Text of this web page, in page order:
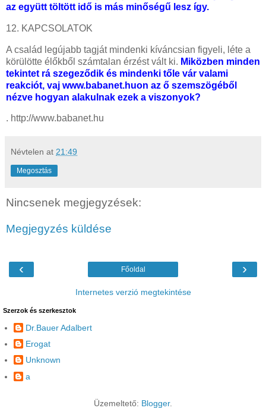
az együtt töltött idő is más minőségű lesz így.
12. KAPCSOLATOK
A család legújabb tagját mindenki kíváncsian figyeli, léte a
körülötte élőkből számtalan érzést vált ki. Miközben minden
tekintet rá szegeződik és mindenki tőle vár valami
reakciót, vaj www.babanet.huon az ő szemszögéből
nézve hogyan alakulnak ezek a viszonyok?
. http://www.babanet.hu
Névtelen at 21:49
Megosztás
Nincsenek megjegyzések:
Megjegyzés küldése
‹ ›
Főoldal
Internetes verzió megtekintése
Szerzok és szerkesztok
Dr.Bauer Adalbert
Erogat
Unknown
a
Üzemeltető: Blogger.